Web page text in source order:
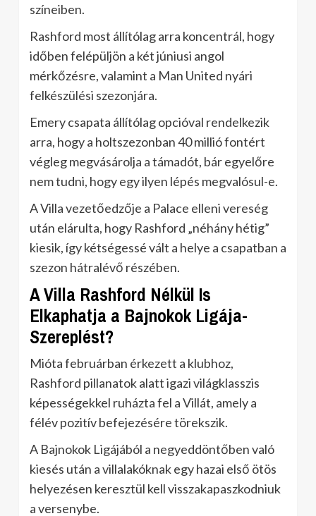
színeiben.
Rashford most állítólag arra koncentrál, hogy
időben felépüljön a két júniusi angol
mérkőzésre, valamint a Man United nyári
felkészülési szezonjára.
Emery csapata állítólag opcióval rendelkezik
arra, hogy a holtszezonban 40 millió fontért
végleg megvásárolja a támadót, bár egyelőre
nem tudni, hogy egy ilyen lépés megvalósul-e.
A Villa vezetőedzője a Palace elleni vereség
után elárulta, hogy Rashford „néhány hétig”
kiesik, így kétségessé vált a helye a csapatban a
szezon hátralévő részében.
A Villa Rashford Nélkül Is
Elkaphatja a Bajnokok Ligája-
Szereplést?
Mióta februárban érkezett a klubhoz,
Rashford pillanatok alatt igazi világklasszis
képességekkel ruházta fel a Villát, amely a
félév pozitív befejezésére törekszik.
A Bajnokok Ligájából a negyeddöntőben való
kiesés után a villalakóknak egy hazai első ötös
helyezésen keresztül kell visszakapaszkodniuk
a versenybe.